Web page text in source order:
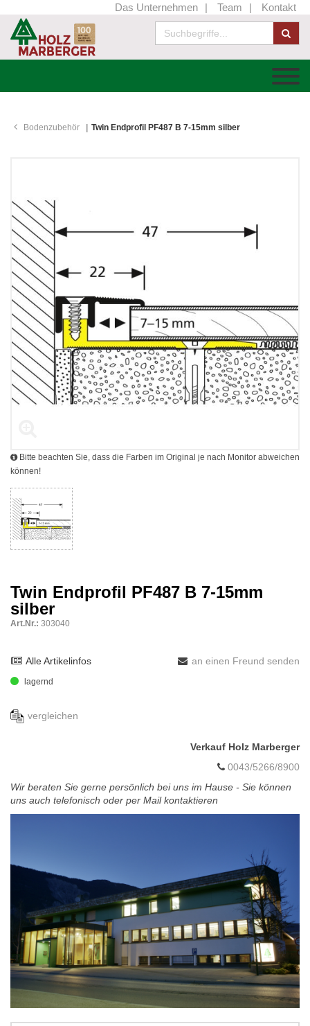
Das Unternehmen Team Kontakt
Bodenzubehör Twin Endprofil PF487 B 7-15mm silber
Bitte beachten Sie, dass die Farben im Original je nach Monitor abweichen
können!
Twin Endprofil PF487 B 7-15mm
silber
Art.Nr.: 303040
Alle Artikelinfos an einen Freund senden
lagernd
vergleichen
Verkauf Holz Marberger
0043/5266/8900
Wir beraten Sie gerne persönlich bei uns im Hause - Sie können
uns auch telefonisch oder per Mail kontaktieren